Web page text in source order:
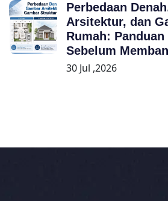
Perbedaan
Arsitektur, dan
Rumah:
Sebelum
30 Jul ,2026